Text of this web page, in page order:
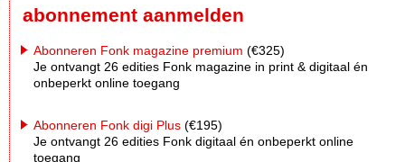
abonnement aanmelden
Abonneren Fonk magazine premium (€325)
Je ontvangt 26 edities Fonk magazine in print & digitaal én
onbeperkt online toegang
Abonneren Fonk digi Plus (€195)
Je ontvangt 26 edities Fonk digitaal én onbeperkt online
toegang